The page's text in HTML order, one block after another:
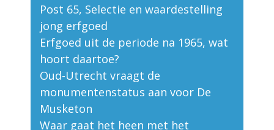
Post 65, Selectie en waardestelling
jong erfgoed
Erfgoed uit de periode na 1965, wat
hoort daartoe?
Oud-Utrecht vraagt de
monumentenstatus aan voor De
Musketon
Waar gaat het heen met het